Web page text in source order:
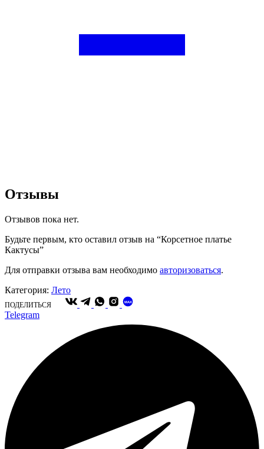
Отзывы
Отзывов пока нет.
Будьте первым, кто оставил отзыв на “Корсетное платье
Кактусы”
Для отправки отзыва вам необходимо авторизоваться.
Категория: Лето
ПОДЕЛИТЬСЯ MAX
Telegram